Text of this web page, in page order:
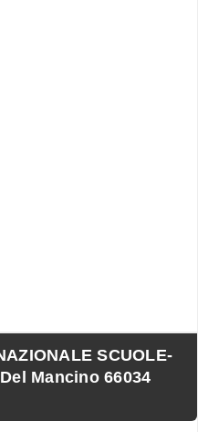
SCUOLE-
Mancino 66034